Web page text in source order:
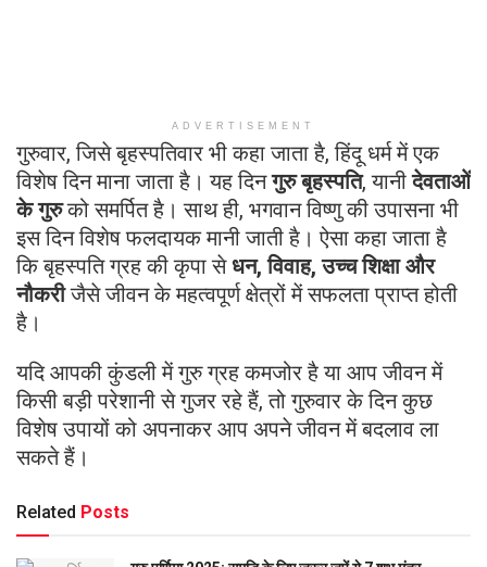
ADVERTISEMENT
गुरुवार, जिसे बृहस्पतिवार भी कहा जाता है, हिंदू धर्म में एक
विशेष दिन माना जाता है। यह दिनगुरु बृहस्पति, यानीदेवताओं
के गुरुको समर्पित है। साथ ही, भगवान विष्णु की उपासना भी
इस दिन विशेष फलदायक मानी जाती है। ऐसा कहा जाता है
कि बृहस्पति ग्रह की कृपा सेधन, विवाह, उच्च शिक्षा और
नौकरीजैसे जीवन के महत्वपूर्ण क्षेत्रों में सफलता प्राप्त होती
है।
यदि आपकी कुंडली में गुरु ग्रह कमजोर है या आप जीवन में
किसी बड़ी परेशानी से गुजर रहे हैं, तो गुरुवार के दिन कुछ
विशेष उपायों को अपनाकर आप अपने जीवन में बदलाव ला
सकते हैं।
Related Posts